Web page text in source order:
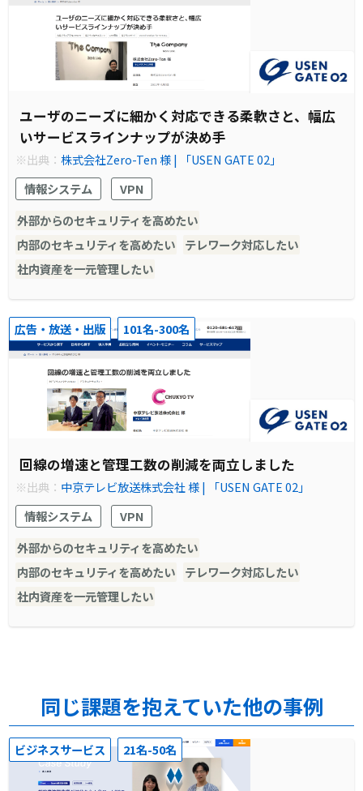
ユーザのニーズに細かく対応できる柔軟さと、幅広
いサービスラインナップが決め手
※出典：株式会社Zero-Ten 様 | 「USEN GATE 02」
情報システム
VPN
外部からのセキュリティを高めたい
内部のセキュリティを高めたい
テレワーク対応したい
社内資産を一元管理したい
広告・放送・出版 101名-300名
回線の増速と管理工数の削減を両立しました
※出典： 中京テレビ放送株式会社 様 | 「USEN GATE 02」
情報システム
VPN
外部からのセキュリティを高めたい
内部のセキュリティを高めたい
テレワーク対応したい
社内資産を一元管理したい
同じ課題を抱えていた他の事例
ビジネスサービス 21名-50名